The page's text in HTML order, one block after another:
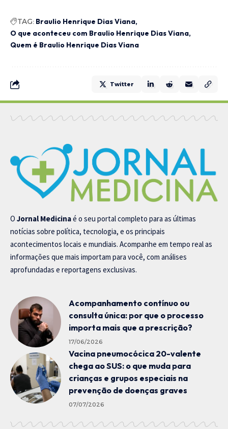
TAG: Braulio Henrique Dias Viana
O que aconteceu com Braulio Henrique Dias Viana
Quem é Braulio Henrique Dias Viana
Twitter
O Jornal Medicinaé o seu portal completo para as últimas
notícias sobre política, tecnologia, e os principais
acontecimentos locais e mundiais. Acompanhe em tempo real as
informações que mais importam para você, com análises
aprofundadas e reportagens exclusivas.
Acompanhamento contínuo ou
consulta única: por que o processo
importa mais que a prescrição?
17/06/2026
Vacina pneumocócica 20-valente
chega ao SUS: o que muda para
crianças e grupos especiais na
prevenção de doenças graves
07/07/2026